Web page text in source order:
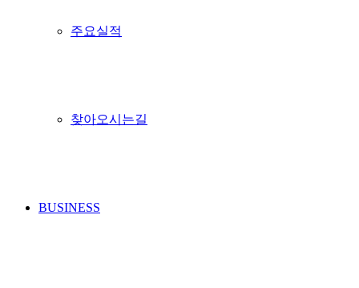
주요실적
찾아오시는길
BUSINESS